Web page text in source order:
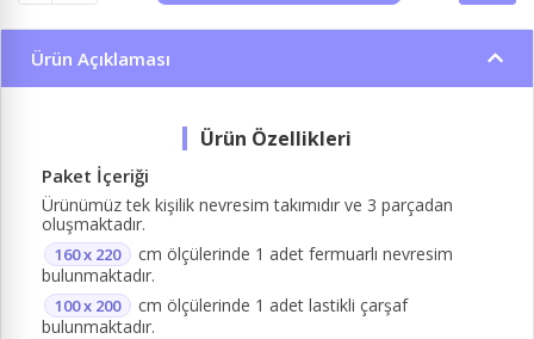
Ürün Açıklaması
Paket İçeriği
Ürünümüz tek kişilik nevresim takımıdır ve 3 parçadan
oluşmaktadır.
160 x 220
cm ölçülerinde 1 adet fermuarlı nevresim
bulunmaktadır.
100 x 200
cm ölçülerinde 1 adet lastikli çarşaf
bulunmaktadır.